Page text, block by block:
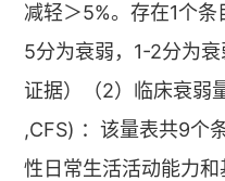
减轻＞5%。存在1个
5分为衰弱，1-2分为
证据）（2）临床衰弱
,CFS) ：该量表共9个
性日常生活活动能力